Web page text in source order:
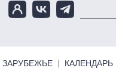
ЗАРУБЕЖЬЕ КАЛЕНДАРЬ